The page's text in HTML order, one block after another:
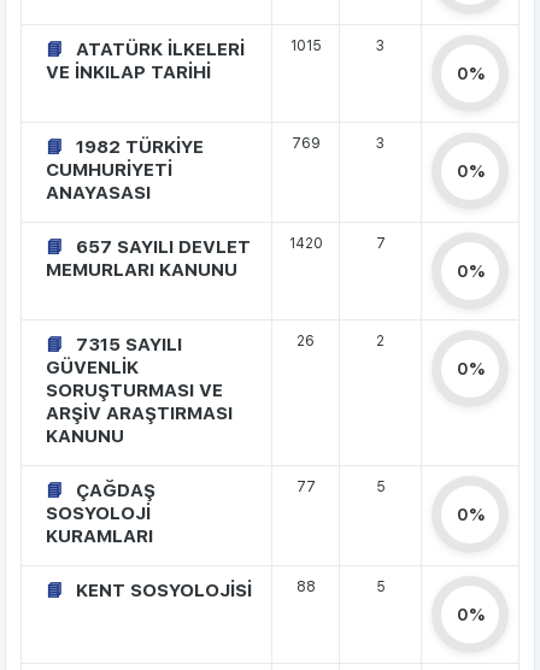
ATATÜRK İLKELERİ
VE İNKILAP TARİHİ
1015 3
0%
1982 TÜRKİYE
CUMHURİYETİ
ANAYASASI
769 3
0%
657 SAYILI DEVLET
MEMURLARI KANUNU
1420 7
0%
7315 SAYILI
GÜVENLİK
SORUŞTURMASI VE
ARŞİV ARAŞTIRMASI
KANUNU
26 2
0%
ÇAĞDAŞ
SOSYOLOJİ
KURAMLARI
77 5
0%
KENT SOSYOLOJİSİ 88 5
0%